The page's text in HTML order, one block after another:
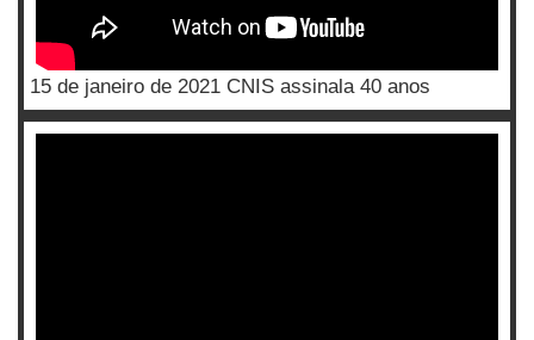
15 de janeiro de 2021 CNIS assinala 40 anos